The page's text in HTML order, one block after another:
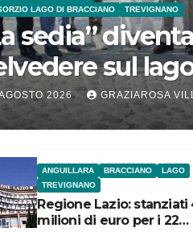
LAGO DI BRACCIANO
TREVIGNANO
sedia”
sul
ieri
2026 GRAZIAROSA
ANGUILLARA BRACCIANO
LAGO
TREVIGNANO
Regione Lazio: stanziati
milioni di euro per i 22